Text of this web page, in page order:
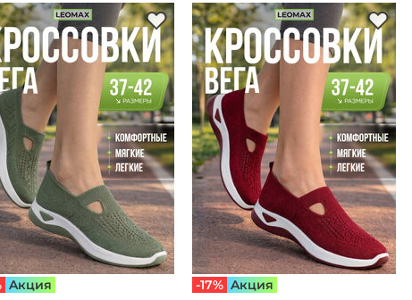
Aкция -17% Aкция